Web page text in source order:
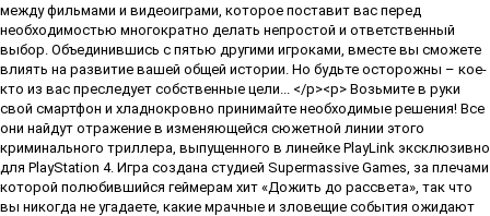
между фильмами и видеоиграми, которое поставит вас перед
необходимостью многократно делать непростой и ответственный
выбор. Объединившись с пятью другими игроками, вместе вы сможете
влиять на развитие вашей общей истории. Но будьте осторожны – кое-
кто из вас преследует собственные цели... </p><p> Возьмите в руки
свой смартфон и хладнокровно принимайте необходимые решения! Все
они найдут отражение в изменяющейся сюжетной линии этого
криминального триллера, выпущенного в линейке PlayLink эксклюзивно
для PlayStation 4. Игра создана студией Supermassive Games, за плечами
которой полюбившийся геймерам хит «Дожить до рассвета», так что
вы никогда не угадаете, какие мрачные и зловещие события ожидают